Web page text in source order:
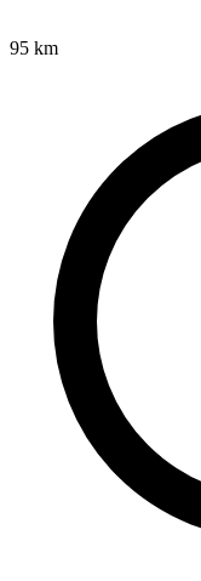
95 km